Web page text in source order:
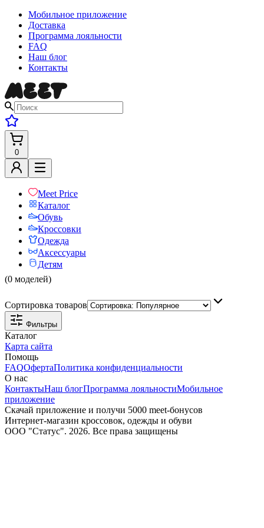
Мобильное приложение
Доставка
Программа лояльности
FAQ
Наш блог
Контакты
0
Meet Price
Каталог
Обувь
Кроссовки
Одежда
Аксессуары
Детям
(0 моделей)
Сортировка товаров
Фильтры
Каталог
Карта сайта
Помощь
FAQОфертаПолитика конфиденциальности
О нас
КонтактыНаш блогПрограмма лояльностиМобильное
приложение
Скачай приложение и получи 5000 meet-бонусов
Интернет-магазин кроссовок, одежды и обуви
ООО "Статус". 2026. Все права защищены